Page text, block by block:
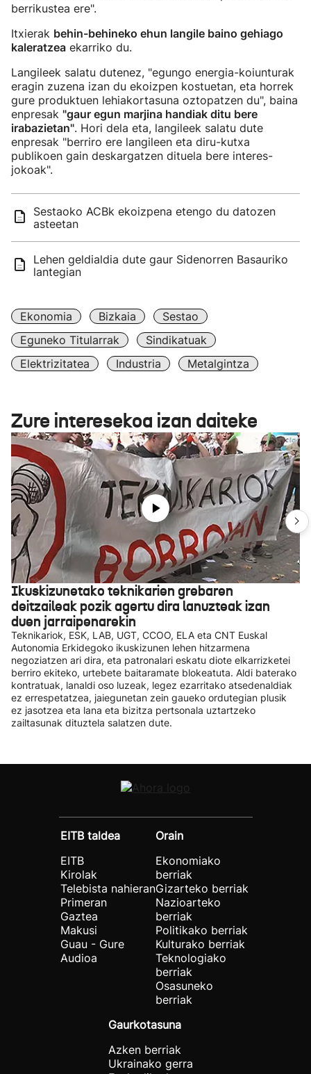
berrikustea ere".
Itxierak behin-behineko ehun langile baino gehiago
kaleratzea ekarriko du.
Langileek salatu dutenez, "egungo energia-koiunturak
eragin zuzena izan du ekoizpen kostuetan, eta horrek
gure produktuen lehiakortasuna oztopatzen du", baina
enpresak "gaur egun marjina handiak ditu bere
irabazietan". Hori dela eta, langileek salatu dute
enpresak "berriro ere langileen eta diru-kutxa
publikoen gain deskargatzen dituela bere interes-
jokoak".
Sestaoko ACBk ekoizpena etengo du datozen
asteetan
Lehen geldialdia dute gaur Sidenorren Basauriko
lantegian
Ekonomia Bizkaia
Sestao
Eguneko Titularrak
Sindikatuak
Elektrizitatea
Industria Metalgintza
Zure interesekoa izan daiteke
Ikuskizunetako teknikarien grebaren
deitzaileak pozik agertu dira lanuzteak izan
duen jarraipenarekin
Teknikariok, ESK, LAB, UGT, CCOO, ELA eta CNT Euskal
Autonomia Erkidegoko ikuskizunen lehen hitzarmena
negoziatzen ari dira, eta patronalari eskatu diote elkarrizketei
berriro ekiteko, urtebete baitaramate blokeatuta. Aldi baterako
kontratuak, lanaldi oso luzeak, legez ezarritako atsedenaldiak
ez errespetatzea, jaiegunetan zein gaueko ordutegian plusik
ez jasotzea eta lana eta bizitza pertsonala uztartzeko
zailtasunak dituztela salatzen dute.
EITB taldea
EITB
Kirolak
Telebista nahieran
Primeran
Gaztea
Makusi
Guau - Gure
Audioa
Orain
Ekonomiako
berriak
Gizarteko berriak
Nazioarteko
berriak
Politikako berriak
Kulturako berriak
Teknologiako
berriak
Osasuneko
berriak
Gaurkotasuna
Azken berriak
Ukrainako gerra